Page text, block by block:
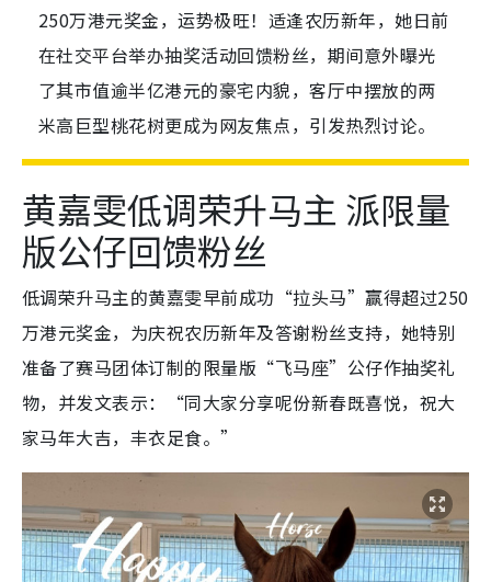
250万港元奖金，运势极旺！适逢农历新年，她日前
在社交平台举办抽奖活动回馈粉丝，期间意外曝光
了其市值逾半亿港元的豪宅内貌，客厅中摆放的两
米高巨型桃花树更成为网友焦点，引发热烈讨论。
黄嘉雯低调荣升马主 派限量
版公仔回馈粉丝
低调荣升马主的黄嘉雯早前成功“拉头马”赢得超过250
万港元奖金，为庆祝农历新年及答谢粉丝支持，她特别
准备了赛马团体订制的限量版“飞马座”公仔作抽奖礼
物，并发文表示：“同大家分享呢份新春既喜悦，祝大
家马年大吉，丰衣足食。”